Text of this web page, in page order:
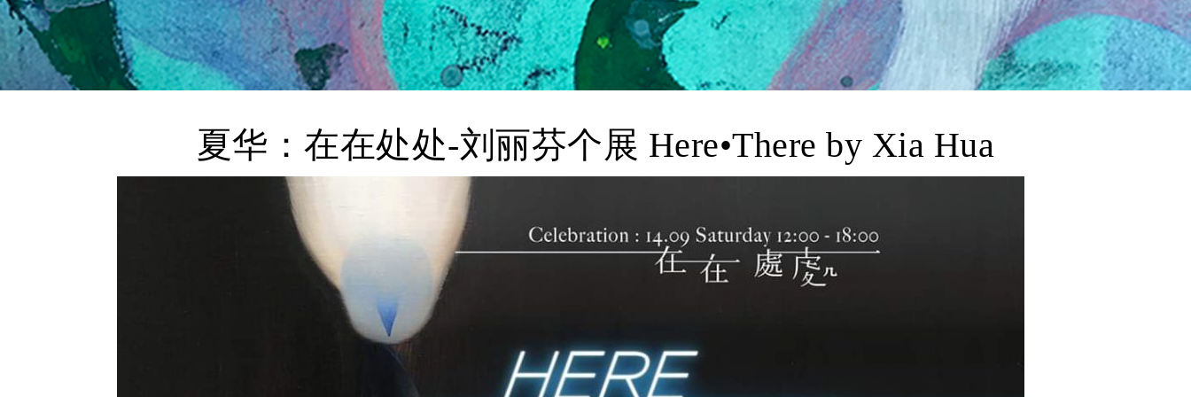
夏华：在在处处-刘丽芬个展 Here•There by Xia Hua